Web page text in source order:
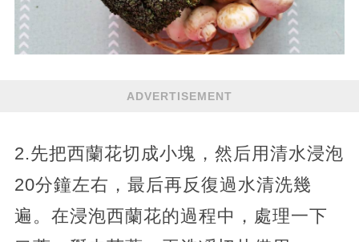
ADVERTISEMENT
2.先把西蘭花切成小塊，然后用清水浸泡
20分鐘左右，最后再反復過水清洗幾
遍。在浸泡西蘭花的過程中，處理一下